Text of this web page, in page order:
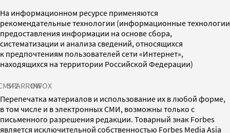
На информационном ресурсе применяются
рекомендательные технологии (информационные технологии
предоставления информации на основе сбора,
систематизации и анализа сведений, относящихся
к предпочтениям пользователей сети «Интернет»,
находящихся на территории Российской Федерации)
SPARROWINFOX
Перепечатка материалов и использование их в любой форме,
в том числе и в электронных СМИ, возможны только с
письменного разрешения редакции. Товарный знак Forbes
является исключительной собственностью Forbes Media Asia